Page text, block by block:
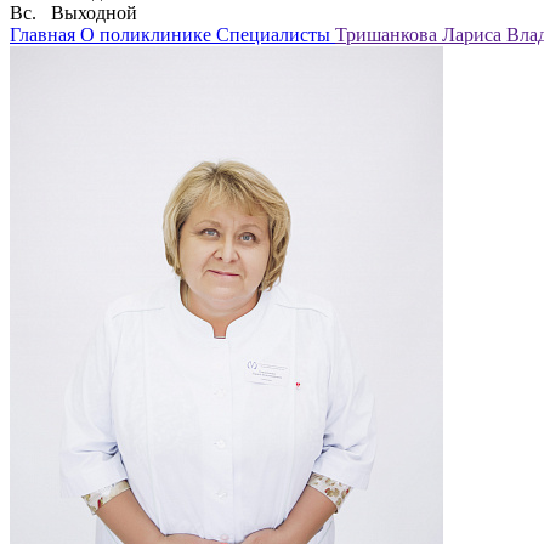
Вс. Выходной
Главная О поликлинике Специалисты Тришанкова Лариса